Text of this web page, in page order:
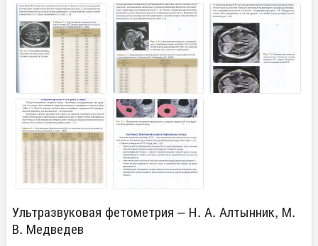
Ультразвуковая фетометрия – Н. А. Алтынник, М.
В. Медведев